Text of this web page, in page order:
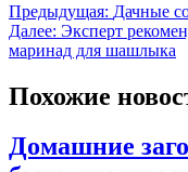
Предыдущая: Дачные
Далее: Эксперт
маринад для шашлыка
Похожие
Домашние